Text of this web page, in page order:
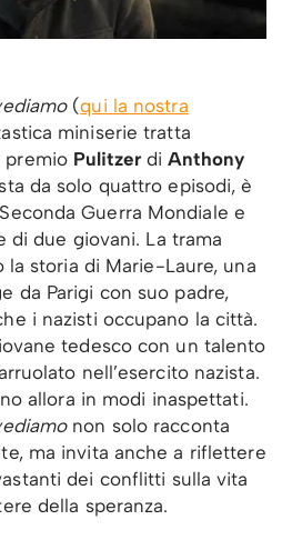
(qui la nostra
miniserie tratta
premio PulitzerdiAnthony
da solo quattro episodi, è
Guerra Mondiale e
di due giovani. La trama
storia di Marie-Laure, una
da Parigi con suo padre,
i nazisti occupano la città.
tedesco con un talento
nell’esercito nazista.
allora in modi inaspettati.
non solo racconta
ma invita anche a riflettere
dei conflitti sulla vita
della speranza.